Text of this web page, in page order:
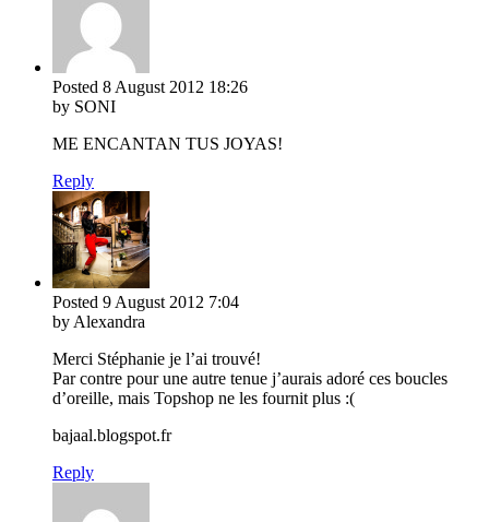
Posted 8 August 2012 18:26
by SONI
ME ENCANTAN TUS JOYAS!
Reply
Posted 9 August 2012 7:04
by Alexandra
Merci Stéphanie je l’ai trouvé!
Par contre pour une autre tenue j’aurais adoré ces boucles
d’oreille, mais Topshop ne les fournit plus :(
bajaal.blogspot.fr
Reply